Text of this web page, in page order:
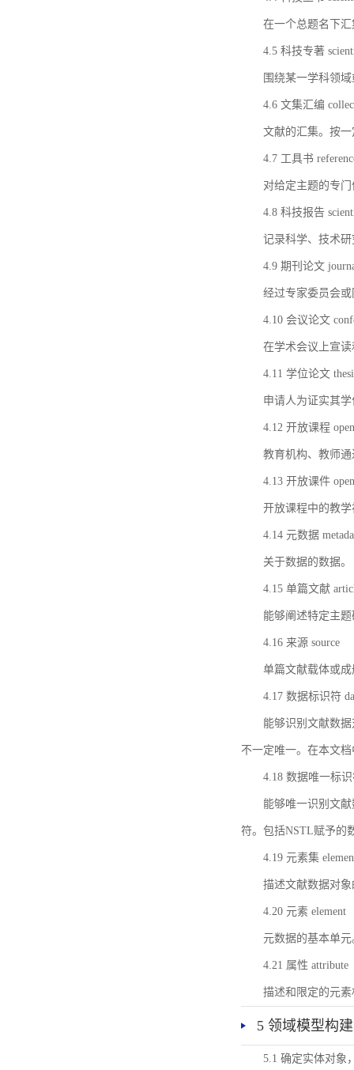
在一个总题名下
4.5 科技专著
围绕某一学科领
4.6 文集汇编
文献的汇集。按
4.7 工具书
对给定主题的专
4.8 科技报告
记录科学、技术
4.9 期刊论文
经过专家委员会
4.10 会议论文
在学术会议上宣
4.11 学位论文
申请人为证实其
4.12 开放课程
教育机构、教师
4.13 开放课件
开放课程中的教
4.14 元数据
关于数据的数据。
4.15 单篇文献
能够阐述特定主
4.16 来源 source
单篇文献载体或
4.17 数据标识符
能够识别文献数
不一定唯一。在本文
4.18 数据唯一标
能够唯一识别文
符。包括NSTL赋予的
4.19 元素集
描述文献数据对
4.20 元素 element
元数据的基本单元
4.21 属性 attribute
描述和限定的元
5 领域模型构建
5.1 确定实体对象